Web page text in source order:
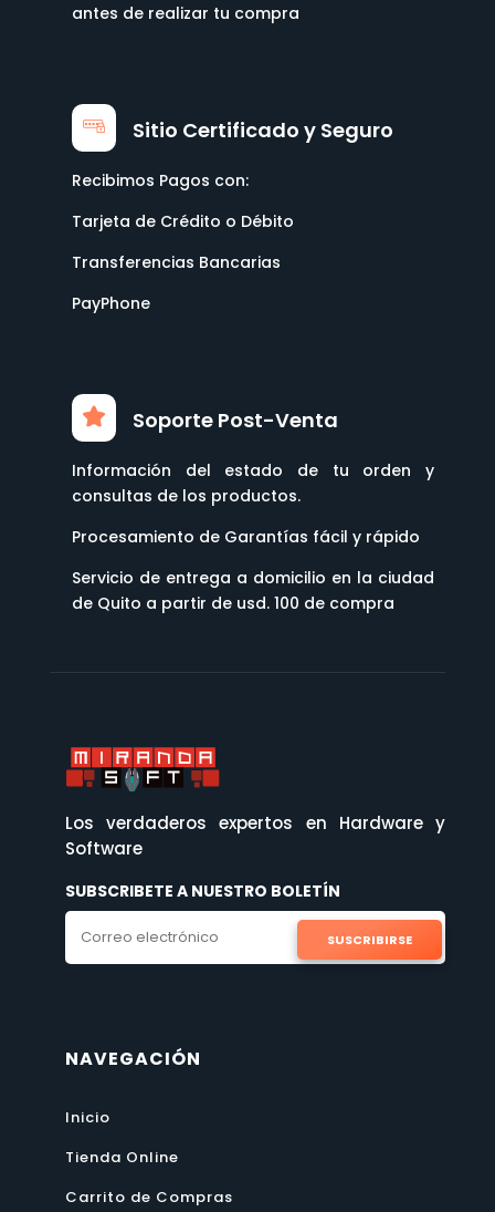
antes de realizar tu compra
Sitio Certificado y Seguro
Recibimos Pagos con:
Tarjeta de Crédito o Débito
Transferencias Bancarias
PayPhone
Soporte Post-Venta
Información del estado de tu orden y
consultas de los productos.
Procesamiento de Garantías fácil y rápido
Servicio de entrega a domicilio en la ciudad
de Quito a partir de usd. 100 de compra
Los verdaderos expertos en Hardware y
Software
SUBSCRIBETE A NUESTRO BOLETÍN
SUSCRIBIRSE
NAVEGACIÓN
Inicio
Tienda Online
Carrito de Compras